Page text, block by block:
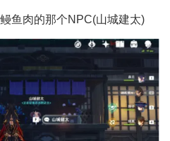
鱼肉的那个NPC(山城建太)